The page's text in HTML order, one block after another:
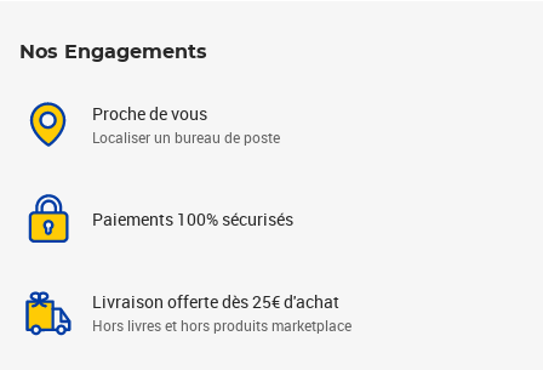
Nos Engagements
Proche de vous
Localiser un bureau de poste
Paiements 100% sécurisés
Livraison offerte dès 25€ d'achat
Hors livres et hors produits marketplace